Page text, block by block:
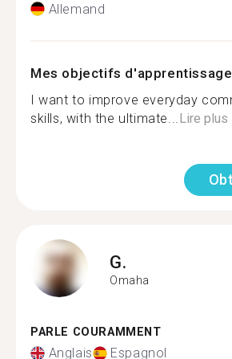
Allemand
Mes objectifs d'apprentissage
I want to improve everyday
skills, with the ultimate... Lire plus
G.
Omaha
PARLE COURAMMENT
Anglais Espagnol